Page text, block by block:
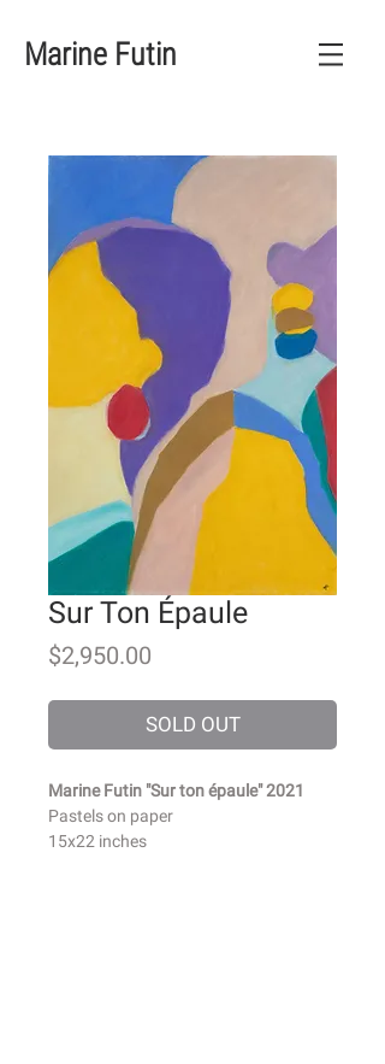
Marine Futin
Sur Ton Épaule
$2,950.00
SOLD OUT
Marine Futin "Sur ton épaule" 2021
Pastels on paper
15x22 inches